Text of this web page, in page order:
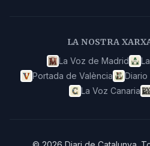
LA NOSTRA
La Voz de Madrid
Portada de València
Diario
La Voz Canaria